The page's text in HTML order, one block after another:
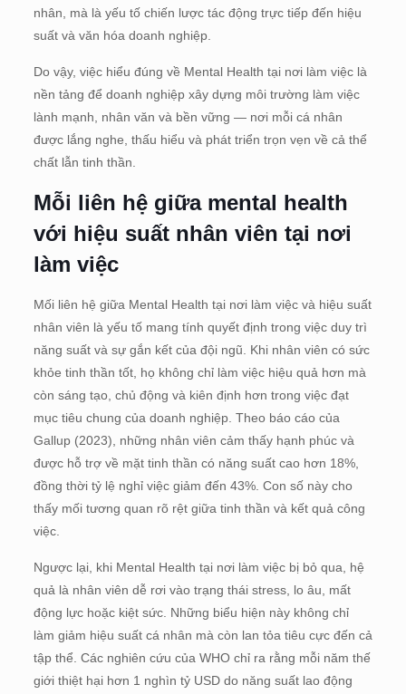
nhân, mà là yếu tố chiến lược tác động trực tiếp đến hiệu
suất và văn hóa doanh nghiệp.
Do vậy, việc hiểu đúng về Mental Health tại nơi làm việc là
nền tảng để doanh nghiệp xây dựng môi trường làm việc
lành mạnh, nhân văn và bền vững — nơi mỗi cá nhân
được lắng nghe, thấu hiểu và phát triển trọn vẹn về cả thể
chất lẫn tinh thần.
Mỗi liên hệ giữa mental health
với hiệu suất nhân viên tại nơi
làm việc
Mối liên hệ giữa Mental Health tại nơi làm việc và hiệu suất
nhân viên là yếu tố mang tính quyết định trong việc duy trì
năng suất và sự gắn kết của đội ngũ. Khi nhân viên có sức
khỏe tinh thần tốt, họ không chỉ làm việc hiệu quả hơn mà
còn sáng tạo, chủ động và kiên định hơn trong việc đạt
mục tiêu chung của doanh nghiệp. Theo báo cáo của
Gallup (2023), những nhân viên cảm thấy hạnh phúc và
được hỗ trợ về mặt tinh thần có năng suất cao hơn 18%,
đồng thời tỷ lệ nghỉ việc giảm đến 43%. Con số này cho
thấy mối tương quan rõ rệt giữa tinh thần và kết quả công
việc.
Ngược lại, khi Mental Health tại nơi làm việc bị bỏ qua, hệ
quả là nhân viên dễ rơi vào trạng thái stress, lo âu, mất
động lực hoặc kiệt sức. Những biểu hiện này không chỉ
làm giảm hiệu suất cá nhân mà còn lan tỏa tiêu cực đến cả
tập thể. Các nghiên cứu của WHO chỉ ra rằng mỗi năm thế
giới thiệt hại hơn 1 nghìn tỷ USD do năng suất lao động